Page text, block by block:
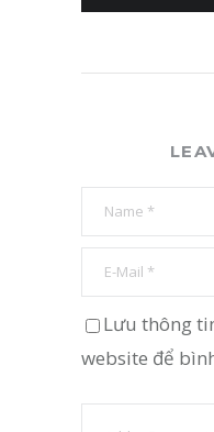
Lưu thông
website để